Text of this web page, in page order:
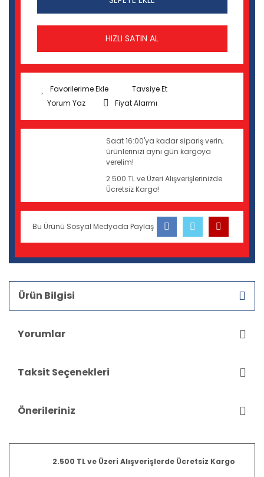
HIZLI SATIN AL
Tavsiye Et
Yorum Yaz
Fiyat Alarmı
Saat 16:00'ya kadar sipariş verin;
ürünlerinizi aynı gün kargoya
verelim!
2.500 TL ve Üzeri Alışverişlerinizde
Ücretsiz Kargo!
Bu Ürünü Sosyal Medyada Paylaş
Ürün Bilgisi
Yorumlar
Taksit Seçenekleri
Önerileriniz
2.500 TL ve Üzeri Alışverişlerde Ücretsiz Kargo